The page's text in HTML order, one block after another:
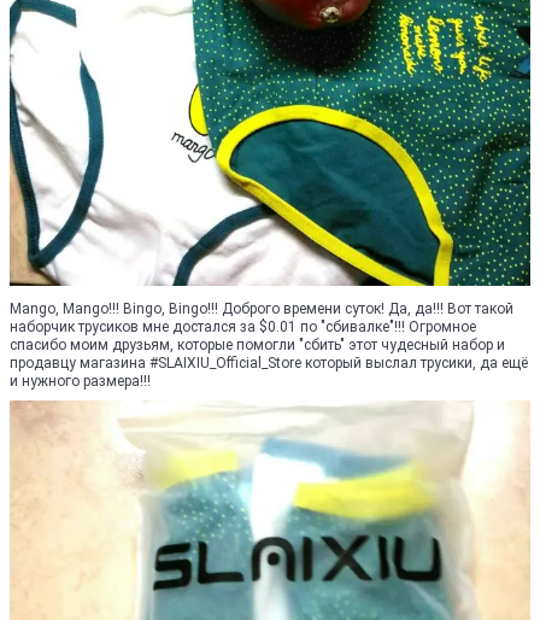
Mango, Mango!!! Bingo, Bingo!!! Доброго времени суток! Да, да!!! Вот такой
наборчик трусиков мне достался за $0.01 по "сбивалке"!!! Огромное
спасибо моим друзьям, которые помогли "сбить" этот чудесный набор и
продавцу магазина #SLAIXIU_Official_Store который выслал трусики, да ещё
и нужного размера!!!